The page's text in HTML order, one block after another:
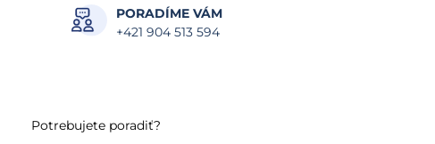
PORADÍME VÁM
+421 904 513 594
Potrebujete poradiť?